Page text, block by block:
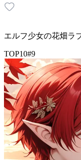
エルフ少女の花畑ラ
TOP10#9